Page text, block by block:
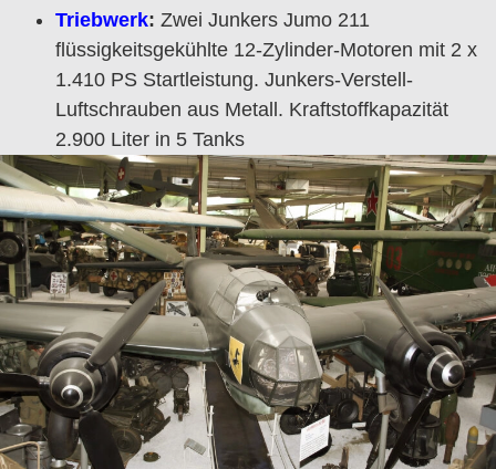
Triebwerk: Zwei Junkers Jumo 211
flüssigkeitsgekühlte 12-Zylinder-Motoren mit 2 x
1.410 PS Startleistung. Junkers-Verstell-
Luftschrauben aus Metall. Kraftstoffkapazität
2.900 Liter in 5 Tanks